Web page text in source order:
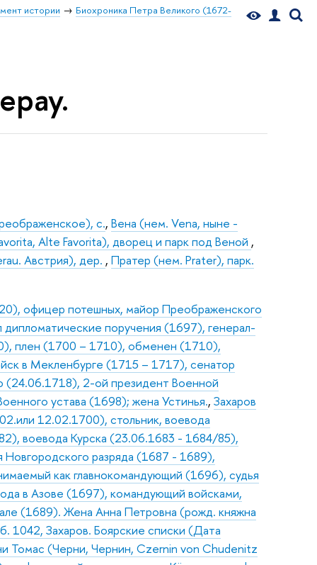
истории
Биохроника Петра Великого (1672-
с.,Вена (нем. Vena, ныне -
Alte Favorita), дворец и парк под Веной ,
Австрия), дер. ,Пратер (нем. Prater), парк.
офицер потешных, майор Преображенского
поручения (1697), генерал-
плен (1700 – 1710), обменен (1710),
в Мекленбурге (1715 – 1717), сенатор
(24.06.1718), 2-ой президент Военной
устава (1698); жена Устинья.,Захаров
12.02.1700), стольник, воевода
воевода Курска (23.06.1683 - 1684/85),
разряда (1687 - 1689),
как главнокомандующий (1696), судья
в Азове (1697), командующий войсками,
(1689). Жена Анна Петровна (рожд. княжна
1042, Захаров. Боярские списки (Дата
Томас (Черни, Чернин, Czernin von Chudenitz